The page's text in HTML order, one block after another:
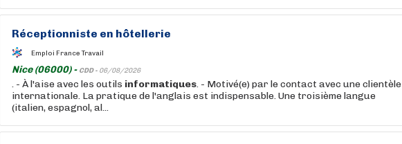
Réceptionniste en hôtellerie
Emploi France Travail
Nice (06000) - CDD - 06/08/2026
. - À l'aise avec les outils informatiques. - Motivé(e) par le contact avec une clientèle
internationale. La pratique de l'anglais est indispensable. Une troisième langue
(italien, espagnol, al...